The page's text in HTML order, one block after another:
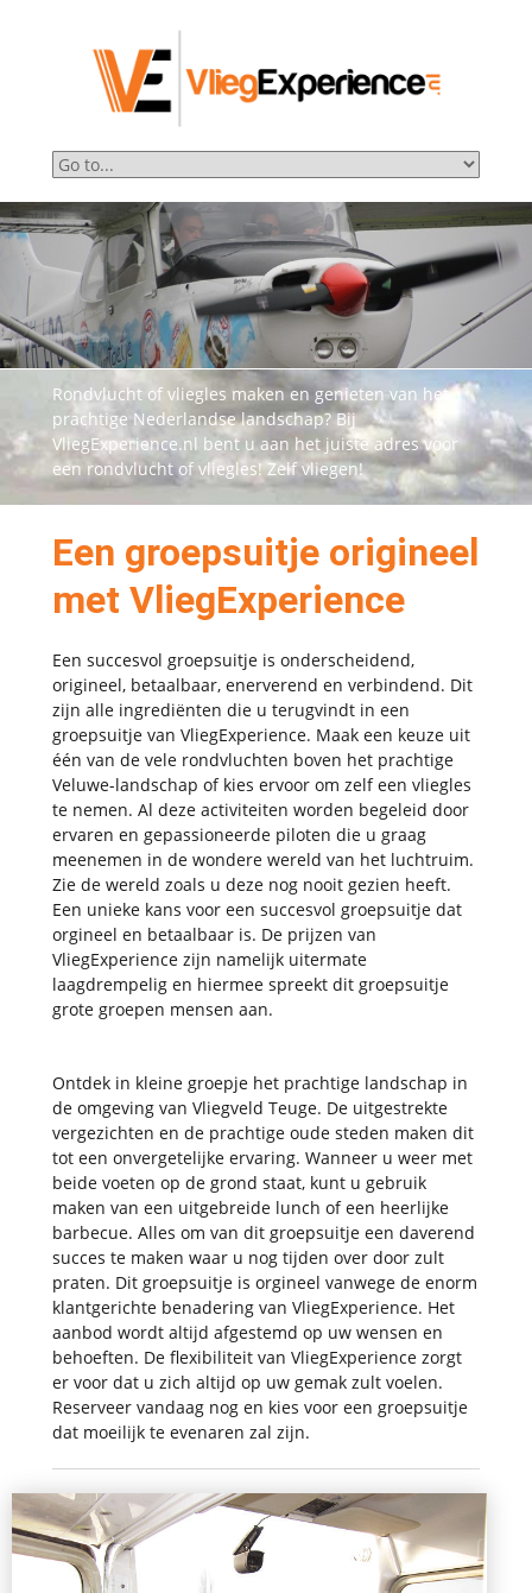
Rondvlucht of vliegles maken en genieten van het
prachtige Nederlandse landschap? Bij
VliegExperience.nl bent u aan het juiste adres voor
een rondvlucht of vliegles! Zelf vliegen!
Een groepsuitje origineel
met VliegExperience
Een succesvol groepsuitje is onderscheidend,
origineel, betaalbaar, enerverend en verbindend. Dit
zijn alle ingrediënten die u terugvindt in een
groepsuitje van VliegExperience. Maak een keuze uit
één van de vele rondvluchten boven het prachtige
Veluwe-landschap of kies ervoor om zelf een vliegles
te nemen. Al deze activiteiten worden begeleid door
ervaren en gepassioneerde piloten die u graag
meenemen in de wondere wereld van het luchtruim.
Zie de wereld zoals u deze nog nooit gezien heeft.
Een unieke kans voor een succesvol groepsuitje dat
orgineel en betaalbaar is. De prijzen van
VliegExperience zijn namelijk uitermate
laagdrempelig en hiermee spreekt dit groepsuitje
grote groepen mensen aan.
Ontdek in kleine groepje het prachtige landschap in
de omgeving van Vliegveld Teuge. De uitgestrekte
vergezichten en de prachtige oude steden maken dit
tot een onvergetelijke ervaring. Wanneer u weer met
beide voeten op de grond staat, kunt u gebruik
maken van een uitgebreide lunch of een heerlijke
barbecue. Alles om van dit groepsuitje een daverend
succes te maken waar u nog tijden over door zult
praten. Dit groepsuitje is orgineel vanwege de enorm
klantgerichte benadering van VliegExperience. Het
aanbod wordt altijd afgestemd op uw wensen en
behoeften. De flexibiliteit van VliegExperience zorgt
er voor dat u zich altijd op uw gemak zult voelen.
Reserveer vandaag nog en kies voor een groepsuitje
dat moeilijk te evenaren zal zijn.